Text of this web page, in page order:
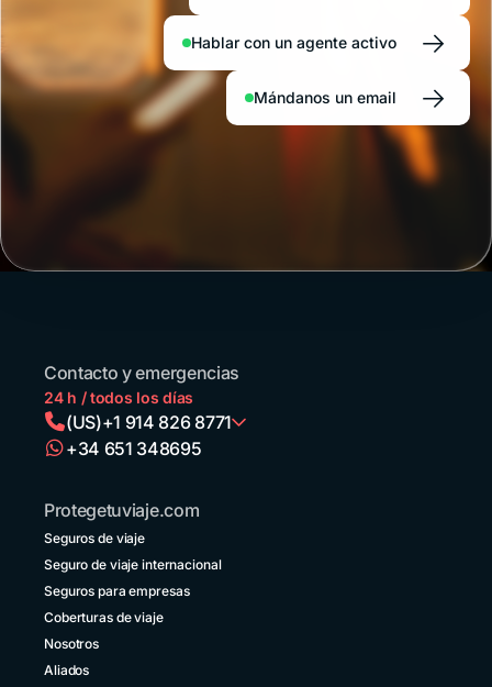
Janeiro,
San
Pablo,
Florianópolis
o el
llegan
en
avión,
en
micro,
que
un
destino
Hablar con un agente activo →
Mándanos un email →
Contacto y emergencias
24 h / todos los días
(US)+1 914 826 8771
Bolivia
+591 5 50701249
Brasil
Canadá
+1 833 2223287
+34 651 348695
Protegetuviaje.com
Seguros de viaje
Seguro de viaje internacional
Seguros para empresas
Coberturas de viaje
Nosotros
Aliados